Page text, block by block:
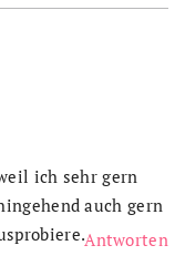
ich sehr gern
auch gern
Antworten